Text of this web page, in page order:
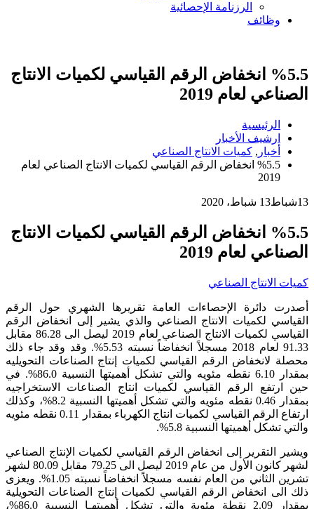
الرزنامة الإحصائية
وظائف
%5.5 انخفاض الرقم القياسي لكميات الانتاج
الصناعي لعام 2019
الرئيسية
ارشيف الأخبار
أخبار , كميات الانتاج الصناعي
%5.5 انخفاض الرقم القياسي لكميات الانتاج الصناعي لعام
2019
13شباط13 شباط، 2020
%5.5 انخفاض الرقم القياسي لكميات الانتاج
الصناعي لعام 2019
كميات الانتاج الصناعي
أصدرت دائرة الإحصاءات العامة تقريرها الشهري حول الرقم
القياسي لكميات الانتاج الصناعي والذي يشير إلى انخفاض الرقم
القياسي لكميات الانتاج الصناعي لعام 2019 ليصل الى 86.28 مقابل
91.33 لعام 2018 مسجلاً انخفاضاً نسبته 5.53%. وقد وقد جاء ذلك
محصلة لانخفاض الرقم القياسي لكميات إنتاج الصناعات التحويليه
بمقدار 6.10 نقطه مئويه والتي تشكل أهميتها النسبية 86.0%. في
حين ارتفع الرقم القياسي لكميات انتاج الصناعات الاستخراجيه
بمقدار 0.46 نقطه مئويه والتي تشكل أهميتها النسبية 8.2%، وكذلك
ارتفاع الرقم القياسي لكميات انتاج الكهرباء بمقدار 0.11 نقطه مئويه
والتي تشكل أهميتها النسبية 5.8%.
ويشير التقرير إلى انخفاض الرقم القياسي لكميات الإنتاج الصناعي
لشهر كانون الأول من عام 2019 ليصل الى 79.25 مقابل 80.09 لشهر
تشرين الثاني من العام نفسه مسجلاً انخفاضاً نسبته 1.05%. ويعزى
ذلك الى انخفاض الرقم القياسي لكميات إنتاج الصناعات التحويلية
بمقدار 2.09 نقطة مئوية والتي تشكل أهميتهـا النسبية 86.0%،